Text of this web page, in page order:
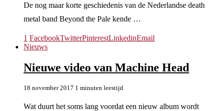
De nog maar korte geschiedenis van de Nederlandse death
metal band Beyond the Pale kende …
1 FacebookTwitterPinterestLinkedinEmail
Nieuws
Nieuwe video van Machine Head
18 november 2017 1 minuten leestijd
Wat duurt het soms lang voordat een nieuw album wordt